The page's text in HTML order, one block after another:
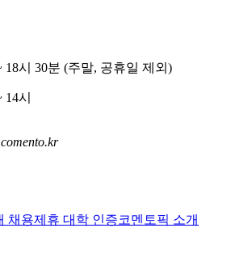
18시 30분 (주말, 공휴일 제외)
시
채용제휴 대학 인증코멘토픽 소개